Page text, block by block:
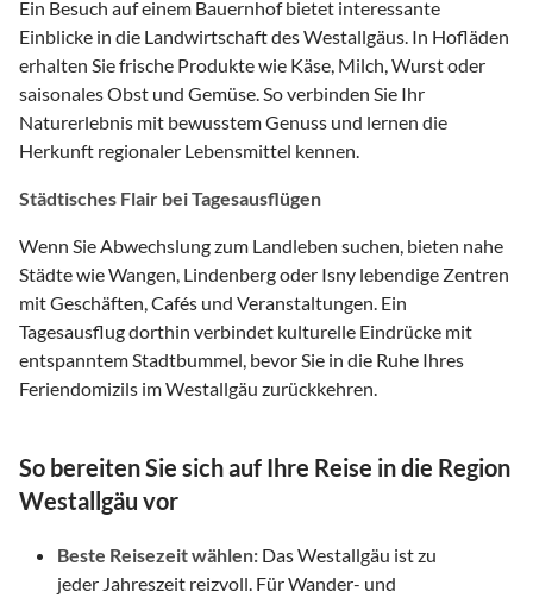
Ein Besuch auf einem Bauernhof bietet interessante
Einblicke in die Landwirtschaft des Westallgäus. In Hofläden
erhalten Sie frische Produkte wie Käse, Milch, Wurst oder
saisonales Obst und Gemüse. So verbinden Sie Ihr
Naturerlebnis mit bewusstem Genuss und lernen die
Herkunft regionaler Lebensmittel kennen.
Städtisches Flair bei Tagesausflügen
Wenn Sie Abwechslung zum Landleben suchen, bieten nahe
Städte wie Wangen, Lindenberg oder Isny lebendige Zentren
mit Geschäften, Cafés und Veranstaltungen. Ein
Tagesausflug dorthin verbindet kulturelle Eindrücke mit
entspanntem Stadtbummel, bevor Sie in die Ruhe Ihres
Feriendomizils im Westallgäu zurückkehren.
So bereiten Sie sich auf Ihre Reise in die Region
Westallgäu vor
Beste Reisezeit wählen: Das Westallgäu ist zu
jeder Jahreszeit reizvoll. Für Wander- und